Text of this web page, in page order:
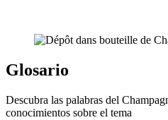
Glosario
Descubra las palabras del
conocimientos sobre el tema